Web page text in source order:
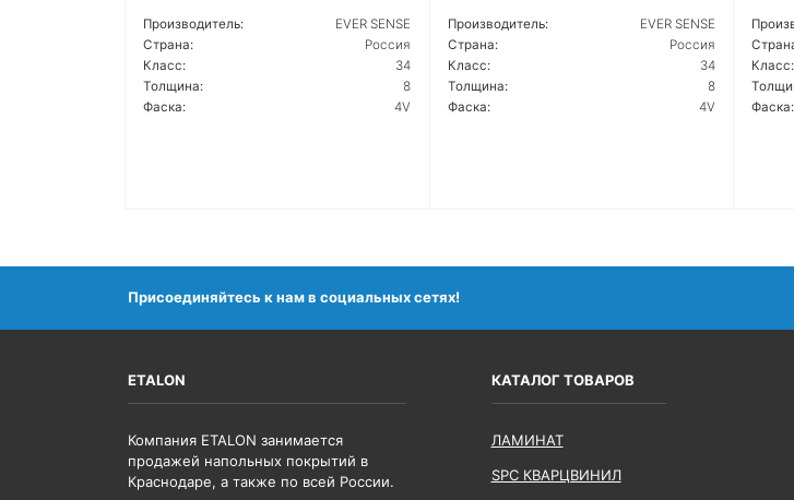
Производитель:
EVER SENSE
Страна:
Россия
Класс:
34
Толщина:
8
Фаска:
4V
Производитель:
EVER SENSE
Страна:
Россия
Класс:
34
Толщина:
8
Фаска:
4V
Класс:
Фаска:
Присоединяйтесь к нам в социальных сетях!
ETALON
Компания ETALON занимается
продажей напольных покрытий в
Краснодаре, а также по всей России.
КАТАЛОГ ТОВАРОВ
ЛАМИНАТ
SPC КВАРЦВИНИЛ